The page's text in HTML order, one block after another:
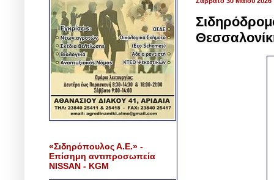
«Σιδηρόπουλος Α.Ε.» -
Επίσημη αντιπροσωπεία
NISSAN - KGM